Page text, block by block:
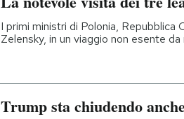
I primi ministri di Polonia, Repubblica
Zelensky, in un viaggio non esente
Trump sta chiudendo